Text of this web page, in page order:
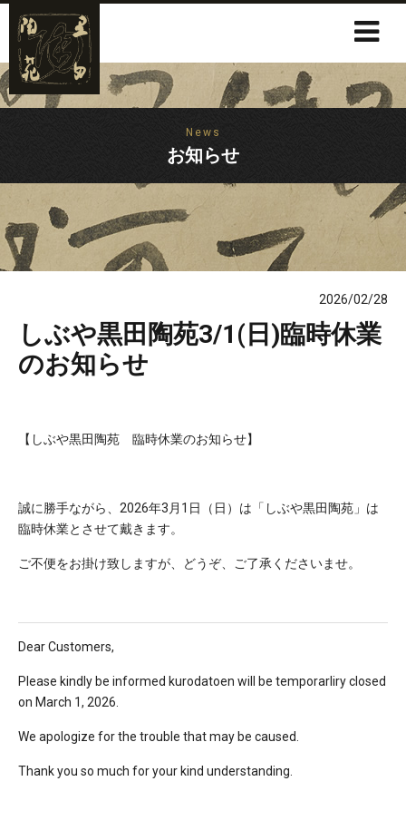
News
お知らせ
2026/02/28
しぶや黒田陶苑3/1(日)臨時休業
のお知らせ
【しぶや黒田陶苑 臨時休業のお知らせ】
誠に勝手ながら、2026年3月1日（日）は「しぶや黒田陶苑」は
臨時休業とさせて戴きます。
ご不便をお掛け致しますが、どうぞ、ご了承くださいませ。
Dear Customers,
Please kindly be informed kurodatoen will be temporarliry closed
on March 1, 2026.
We apologize for the trouble that may be caused.
Thank you so much for your kind understanding.